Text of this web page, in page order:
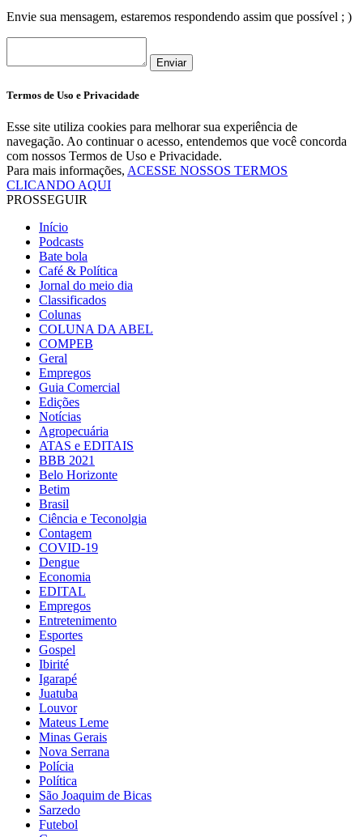
Envie sua mensagem, estaremos respondendo assim que possível ; )
Enviar
Termos de Uso e Privacidade
Esse site utiliza cookies para melhorar sua experiência de
navegação. Ao continuar o acesso, entendemos que você concorda
com nossos Termos de Uso e Privacidade.
Para mais informações, ACESSE NOSSOS TERMOS
CLICANDO AQUI
PROSSEGUIR
Início
Podcasts
Bate bola
Café & Política
Jornal do meio dia
Classificados
Colunas
COLUNA DA ABEL
COMPEB
Geral
Empregos
Guia Comercial
Edições
Notícias
Agropecuária
ATAS e EDITAIS
BBB 2021
Belo Horizonte
Betim
Brasil
Ciência e Teconolgia
Contagem
COVID-19
Dengue
Economia
EDITAL
Empregos
Entretenimento
Esportes
Gospel
Ibirité
Igarapé
Juatuba
Louvor
Mateus Leme
Minas Gerais
Nova Serrana
Polícia
Política
São Joaquim de Bicas
Sarzedo
Futebol